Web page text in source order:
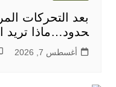
بعد التحركات
حدود…ماذا تريد
أغسطس 7, 2026